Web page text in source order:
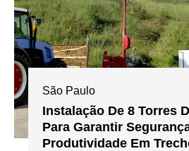
São Paulo
Instalação De 8 Torres
Para Garantir
Produtividade Em